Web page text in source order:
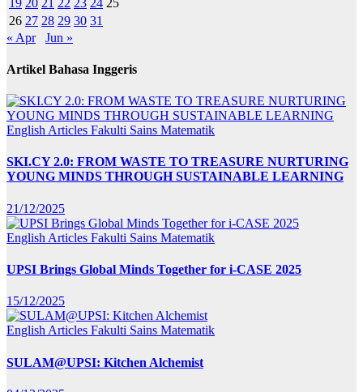
26 27 28 29 30 31
« Apr
Jun »
Artikel Bahasa Inggeris
English Articles Fakulti Sains Matematik
SKI.CY 2.0: FROM WASTE TO TREASURE NURTURING
YOUNG MINDS THROUGH SUSTAINABLE LEARNING
21/12/2025
English Articles Fakulti Sains Matematik
UPSI Brings Global Minds Together for i-CASE 2025
15/12/2025
English Articles Fakulti Sains Matematik
SULAM@UPSI: Kitchen Alchemist